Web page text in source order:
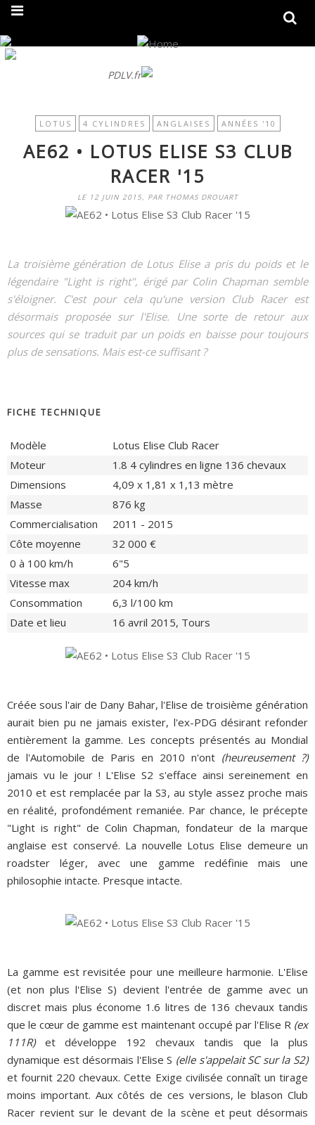
PDLV.fr
LOTUS 4 CYLINDRES ANGLAISES ANNÉES '10
AE62 • LOTUS ELISE S3 CLUB
RACER '15
LE 12 JUIN 2015, PAR THOMAS DROUART
La troisième génération de Lotus Elise a pris du poids et le
légendaire "Light is right", érigé par Colin Chapman semble
s'éloigner. C'est pour cela qu'une version Club Racer est
désormais proposée sur l'Elise. Une sorte de retour aux
sources qui se traduit par un poids en baisse pour toujours
plus de sensations. Mais est-ce suffisant ?
FICHE TECHNIQUE
Modèle
Lotus Elise Club Racer
Moteur
1.8 4 cylindres en ligne 136 chevaux
Dimensions
4,09 x 1,81 x 1,13 mètre
Masse
876 kg
Commercialisation
2011 - 2015
Côte moyenne
32 000 €
0 à 100 km/h
6"5
Vitesse max
204 km/h
Consommation
6,3 l/100 km
Date et lieu
16 avril 2015, Tours
Créée sous l'air de Dany Bahar, l'Elise de troisième génération
aurait bien pu ne jamais exister, l'ex-PDG désirant refonder
entièrement la gamme. Les concepts présentés au Mondial
de l'Automobile de Paris en 2010 n'ont (heureusement ?)
jamais vu le jour ! L'Elise S2 s'efface ainsi sereinement en
2010 et est remplacée par la S3, au style assez proche mais
en réalité, profondément remaniée. Par chance, le précepte
"Light is right" de Colin Chapman, fondateur de la marque
anglaise est conservé. La nouvelle Lotus Elise demeure un
roadster léger, avec une gamme redéfinie mais une
philosophie intacte. Presque intacte.
La gamme est revisitée pour une meilleure harmonie. L'Elise
(et non plus l'Elise S) devient l'entrée de gamme avec un
discret mais plus économe 1.6 litres de 136 chevaux tandis
que le cœur de gamme est maintenant occupé par l'Elise R (ex
111R)et développe 192 chevaux tandis que la plus
dynamique est désormais l'Elise S (elle s'appelait SC sur la S2)
et fournit 220 chevaux. Cette Exige civilisée connaît un tirage
moins important. Aux côtés de ces versions, le blason Club
Racer revient sur le devant de la scène et peut désormais